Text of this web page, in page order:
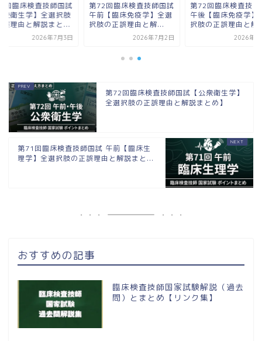
回臨床検査技師国試
衆衛生学】全選択肢
誤理由と解説まと...
2026年7月3日
第72回臨床検査技師国試
午前【臨床免疫学】全選
択肢の正誤理由と解...
2026年7月2日
第72回臨床検査技師
午後【臨床免疫学】
択肢の正誤理由と解
2026年7
第72回臨床検査技師国試【公衆衛生学】
全選択肢の正誤理由と解説まとめ】
第71回臨床検査技師国試 午前【臨床生
理学】全選択肢の正誤理由と解説まと...
おすすめの記事
臨床検査技師国家試験解説（過去
問）とまとめ【リンク集】